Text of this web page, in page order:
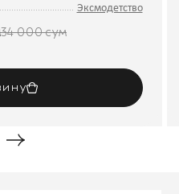
Эксмодетство
34 000 сум